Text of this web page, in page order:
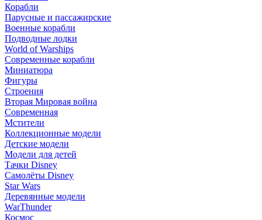
Корабли
Парусные и пассажирские
Военные корабли
Подводные лодки
World of Warships
Современные корабли
Миниатюра
Фигуры
Строения
Вторая Мировая война
Современная
Мстители
Коллекционные модели
Детские модели
Модели для детей
Тачки Disney
Самолёты Disney
Star Wars
Деревянные модели
WarThunder
Космос